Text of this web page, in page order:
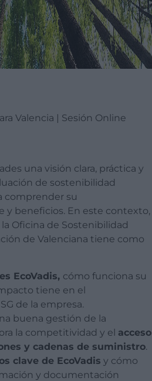
Valencia | Sesión Online
una visión clara, práctica y
de sostenibilidad
comprender su
y beneficios. En este contexto,
Oficina de Sostenibilidad
de Valenciana tiene como
EcoVadis, cómo funciona su
tiene en el
de la empresa.
buena gestión de la
la competitividad y el acceso
y cadenas de suministro.
clave de EcoVadis y cómo
y documentación